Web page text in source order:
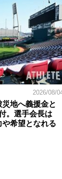
2026/08/
地へ義援金と
。選手会長は
や希望となれる